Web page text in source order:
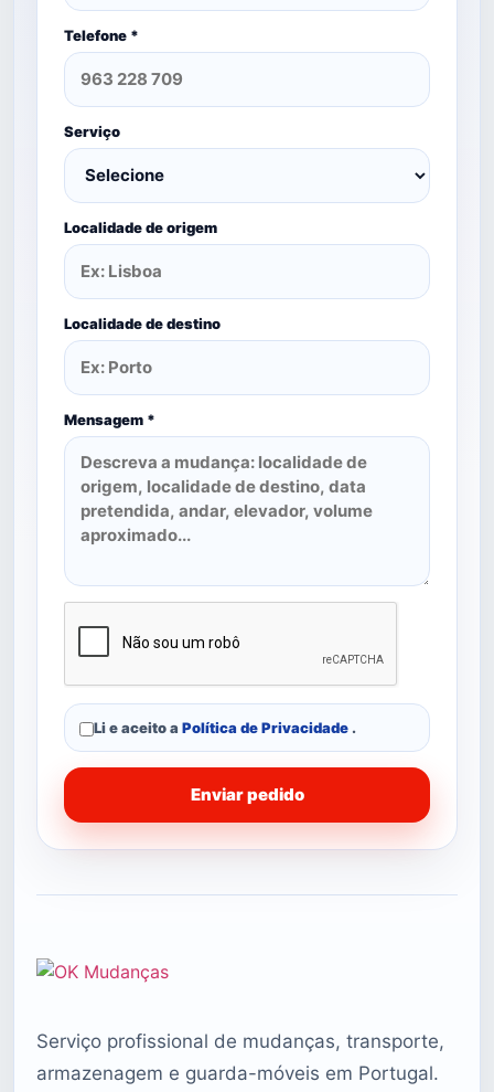
Telefone *
Serviço
Localidade de origem
Localidade de destino
Mensagem *
Li e aceito a Política de Privacidade .
Enviar pedido
Serviço profissional de mudanças, transporte,
armazenagem e guarda-móveis em Portugal.